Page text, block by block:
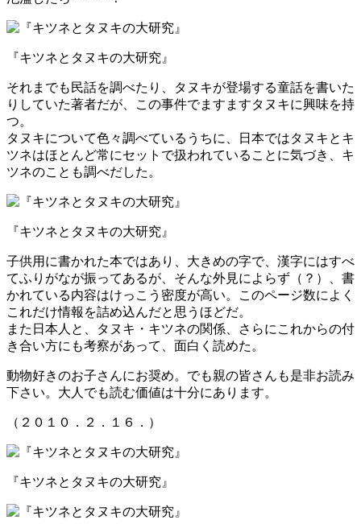
『キツネとタヌキの大研究』
それまでも民話を調べたり、タヌキが登場する童話を書いた
りしていた著者だが、この事件でますますタヌキに興味を持
つ。
タヌキについて色々調べているうちに、日本ではタヌキとキ
ツネはほとんど常にセットで扱われていることに気づき、キ
ツネのことも調べだした。
『キツネとタヌキの大研究』
子供用に書かれた本ではあり、大きめの字で、漢字にはすべ
てふりがなが振ってあるが、そんな外見によらず（？）、書
かれている内容はけっこう密度が高い。このページ数によく
これだけ情報を詰め込んだと思うほどだ。
また日本人と、タヌキ・キツネの関係、さらにこれからの付
き合い方にも考察があって、面白く読めた。
動物好きのお子さんにお奨め。でも親の皆さんも是非お読み
下さい。大人でも読む価値は十分にあります。
（２０１０．２．１６．）
『キツネとタヌキの大研究』